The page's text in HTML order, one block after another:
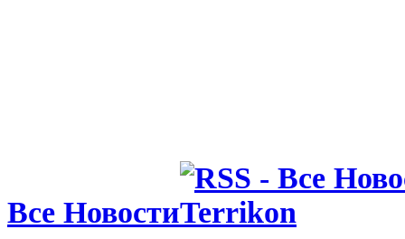
Все Новости